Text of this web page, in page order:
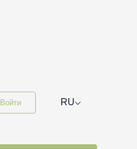
Войти RU⌵